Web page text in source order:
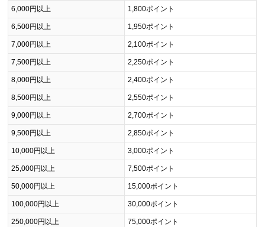
6,000円以上 1,800ポイント
6,500円以上 1,950ポイント
7,000円以上 2,100ポイント
7,500円以上 2,250ポイント
8,000円以上 2,400ポイント
8,500円以上 2,550ポイント
9,000円以上 2,700ポイント
9,500円以上 2,850ポイント
10,000円以上 3,000ポイント
25,000円以上 7,500ポイント
50,000円以上 15,000ポイント
100,000円以上 30,000ポイント
250,000円以上 75,000ポイント